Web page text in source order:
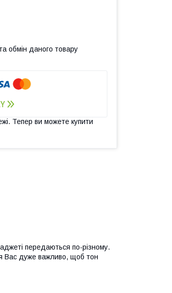
обмін даного товару
Тепер ви можете купити
передаються по-різному.
Вас дуже важливо, щоб тон